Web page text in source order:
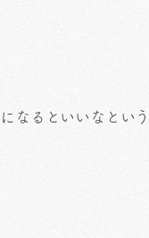
なるといいなという